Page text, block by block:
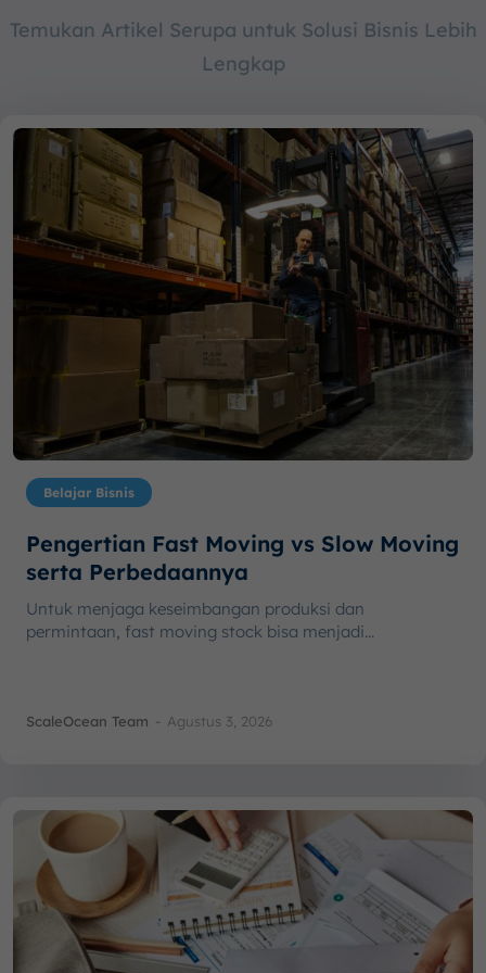
Temukan Artikel Serupa untuk Solusi Bisnis Lebih
Lengkap
Belajar Bisnis
Pengertian Fast Moving vs Slow Moving
serta Perbedaannya
Untuk menjaga keseimbangan produksi dan
permintaan, fast moving stock bisa menjadi...
ScaleOcean Team - Agustus 3, 2026